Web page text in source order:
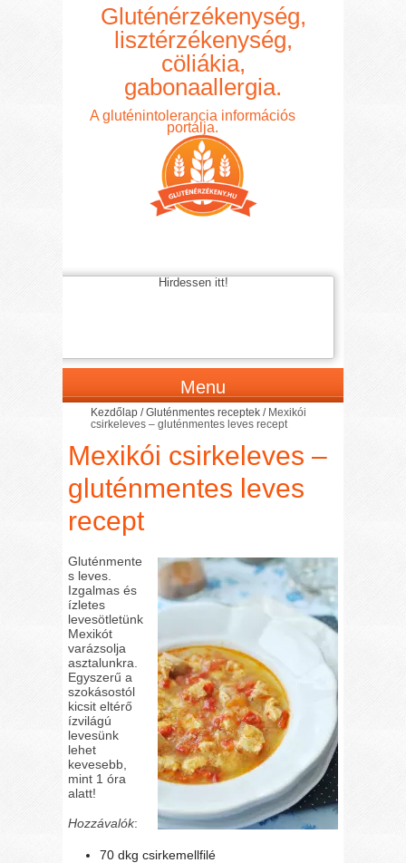
Gluténérzékenység,
lisztérzékenység,
cöliákia,
gabonaallergia.
A gluténintolerancia információs
portálja.
Hirdessen itt!
Menu
Kezdőlap /Gluténmentes receptek / Mexikói
csirkeleves – gluténmentes leves recept
Mexikói csirkeleves –
gluténmentes leves
recept
Gluténmente
s leves.
Izgalmas és
ízletes
levesötletünk
Mexikót
varázsolja
asztalunkra.
Egyszerű a
szokásostól
kicsit eltérő
ízvilágú
levesünk
lehet
kevesebb,
mint 1 óra
alatt!
Hozzávalók:
70 dkg csirkemellfilé